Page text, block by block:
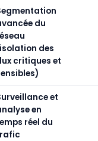
du
des
critiques et
et
en
réel du